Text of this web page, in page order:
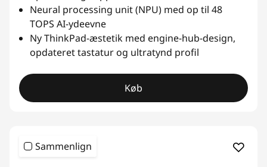
Neural processing unit (NPU) med op til 48
TOPS AI-ydeevne
Ny ThinkPad-æstetik med engine-hub-design,
opdateret tastatur og ultratynd profil
Køb
Sammenlign